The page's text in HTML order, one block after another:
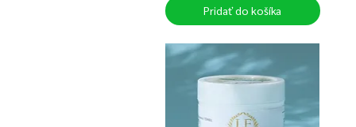
Pridať do košíka